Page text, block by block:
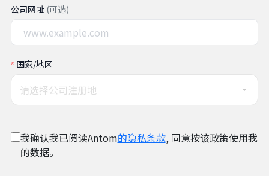
公司网址 (可选)
国家/地区
请选择公司注册地
我确认我已阅读Antom的隐私条款, 同意按该政策使用我
的数据。